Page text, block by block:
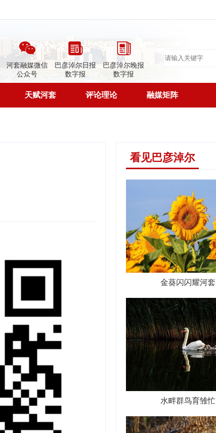
河套融媒微信
公众号
巴彦淖尔日报
数字报
巴彦淖尔晚报
数字报
天赋河套 评论理论 融媒矩阵
看见巴彦淖尔
金葵闪闪耀河套
水畔群鸟育雏忙